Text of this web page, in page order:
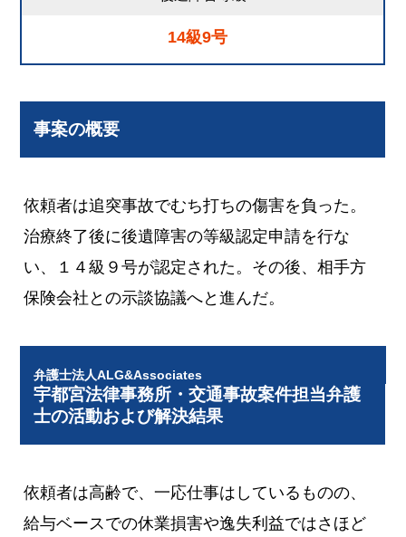
14級9号
事案の概要
依頼者は追突事故でむち打ちの傷害を負った。
治療終了後に後遺障害の等級認定申請を行な
い、１４級９号が認定された。その後、相手方
保険会社との示談協議へと進んだ。
弁護士法人ALG&Associates
宇都宮法律事務所・交通事故案件担当弁護
士の活動および解決結果
依頼者は高齢で、一応仕事はしているものの、
給与ベースでの休業損害や逸失利益ではさほど